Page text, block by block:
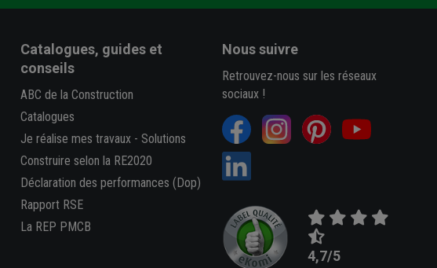
Catalogues, guides et
conseils
ABC de la Construction
Catalogues
Je réalise mes travaux- Solutions
Construire selon la RE2020
Déclaration des performances (Dop)
Rapport RSE
La REP PMCB
Nous suivre
Retrouvez-nous sur les réseaux
sociaux !
4,7/5